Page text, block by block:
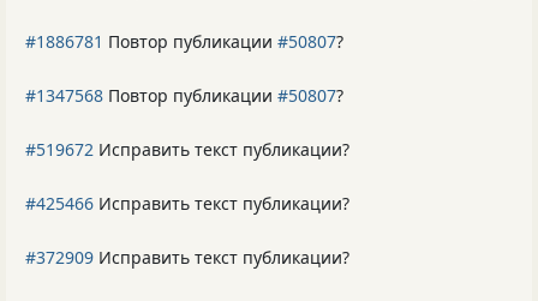
#1886781 Повтор публикации #50807?
#1347568 Повтор публикации #50807?
#519672 Исправить текст публикации?
#425466 Исправить текст публикации?
#372909 Исправить текст публикации?